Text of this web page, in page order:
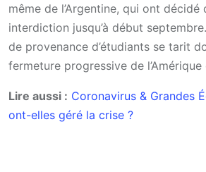
même de l’Argentine, qui ont
interdiction jusqu’à début
de provenance d’étudiants se tarit
fermeture progressive de l’Amérique
Lire aussi : Coronavirus & Grandes
ont-elles géré la crise ?